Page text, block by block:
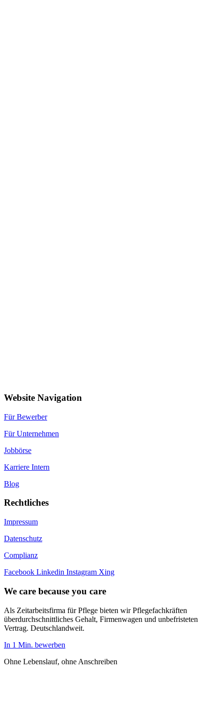
Website Navigation
Für Bewerber
Für Unternehmen
Jobbörse
Karriere Intern
Blog
Rechtliches
Impressum
Datenschutz
Complianz
Facebook Linkedin Instagram Xing
We care because you care
Als Zeitarbeitsfirma für Pflege bieten wir Pflegefachkräften
überdurchschnittliches Gehalt, Firmenwagen und unbefristeten
Vertrag. Deutschlandweit.
In 1 Min. bewerben
Ohne Lebenslauf, ohne Anschreiben